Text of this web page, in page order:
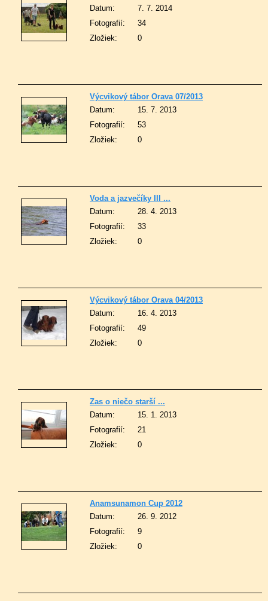
Datum:
7. 7. 2014
Fotografií:
34
Zložiek:
0
Výcvikový tábor Orava 07/2013
Datum:
15. 7. 2013
Fotografií:
53
Zložiek:
0
Voda a jazvečíky III ...
Datum:
28. 4. 2013
Fotografií:
33
Zložiek:
0
Výcvikový tábor Orava 04/2013
Datum:
16. 4. 2013
Fotografií:
49
Zložiek:
0
Zas o niečo starší ...
Datum:
15. 1. 2013
Fotografií:
21
Zložiek:
0
Anamsunamon Cup 2012
Datum:
26. 9. 2012
Fotografií:
9
Zložiek:
0